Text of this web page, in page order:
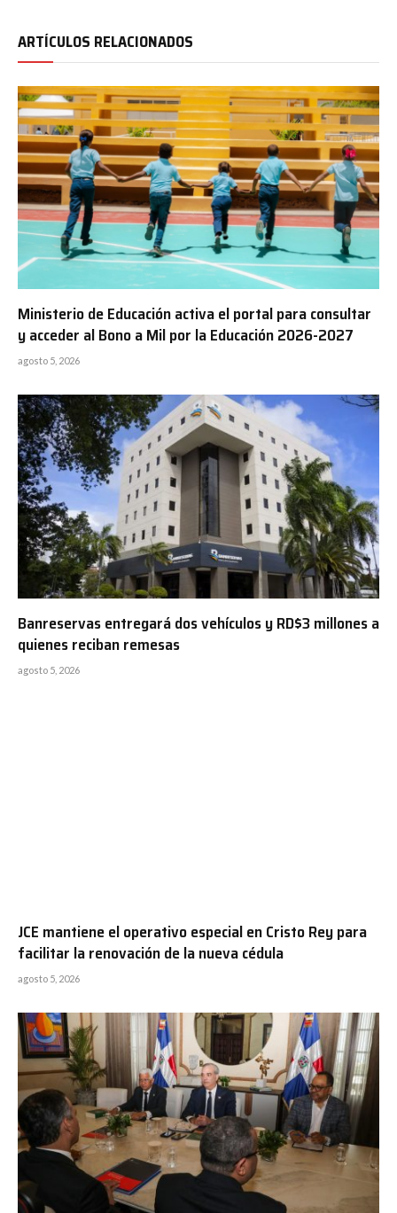
ARTÍCULOS RELACIONADOS
Ministerio de Educación activa el portal para consultar
y acceder al Bono a Mil por la Educación 2026-2027
agosto 5, 2026
Banreservas entregará dos vehículos y RD$3 millones a
quienes reciban remesas
agosto 5, 2026
JCE mantiene el operativo especial en Cristo Rey para
facilitar la renovación de la nueva cédula
agosto 5, 2026